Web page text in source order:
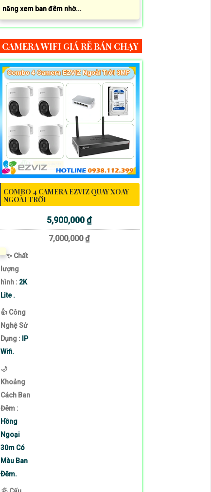
năng xem ban đêm nhờ...
CAMERA WIFI GIÁ RẺ BÁN CHẠY
COMBO 4 CAMERA EZVIZ QUAY XOAY
NGOÀI TRỜI
5,900,000 ₫
7,000,000 ₫
✨ Chất
lượng
hình : 2K
Lite .
👍 Công
Nghệ Sử
Dụng :
IP
Wifi.
🌙
Khoảng
Cách Ban
Đêm :
Hồng
Ngoại
30m Có
Màu Ban
Ðêm.